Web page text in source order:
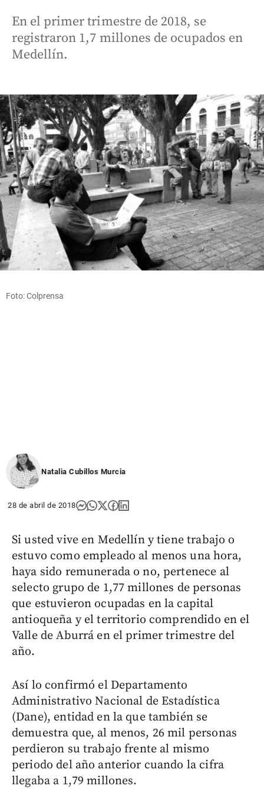
En el primer trimestre de 2018, se
registraron 1,7 millones de ocupados en
Medellín.
Foto: Colprensa
Natalia Cubillos Murcia
28 de abril de 2018
Si usted vive en Medellín y tiene trabajo o
estuvo como empleado al menos una hora,
haya sido remunerada o no, pertenece al
selecto grupo de 1,77 millones de personas
que estuvieron ocupadas en la capital
antioqueña y el territorio comprendido en el
Valle de Aburrá en el primer trimestre del
año.
Así lo confirmó el Departamento
Administrativo Nacional de Estadística
(Dane), entidad en la que también se
demuestra que, al menos, 26 mil personas
perdieron su trabajo frente al mismo
periodo del año anterior cuando la cifra
llegaba a 1,79 millones.